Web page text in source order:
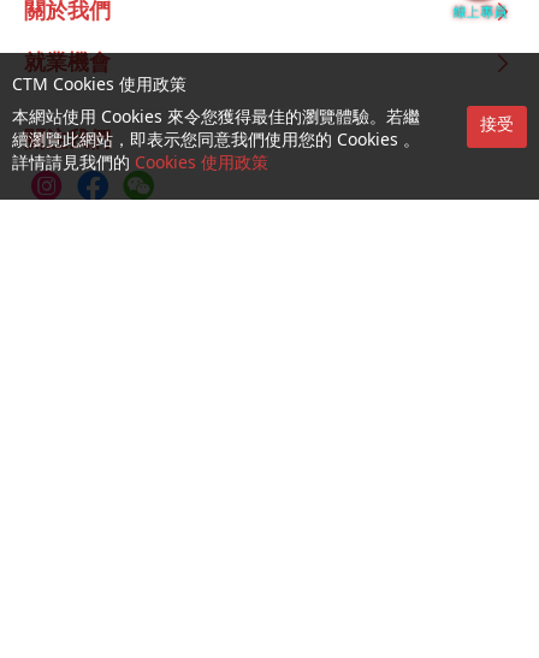
關於我們
就業機會
關注我們
CTM Cookies 使用政策
本網站使用 Cookies 來令您獲得最佳的瀏覽體驗。若繼
續瀏覽此網站，即表示您同意我們使用您的 Cookies 。
詳情請見我們的 Cookies 使用政策
接受